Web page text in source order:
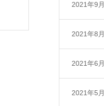
2021年9月
2021年8月
2021年6月
2021年5月